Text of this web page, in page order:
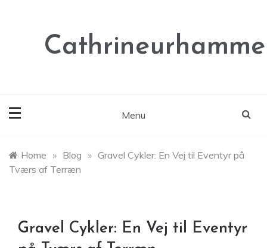
Menu
Home » Blog » Gravel Cykler: En Vej til Eventyr på
Tværs af Terræn
Gravel Cykler: En Vej til Eventyr